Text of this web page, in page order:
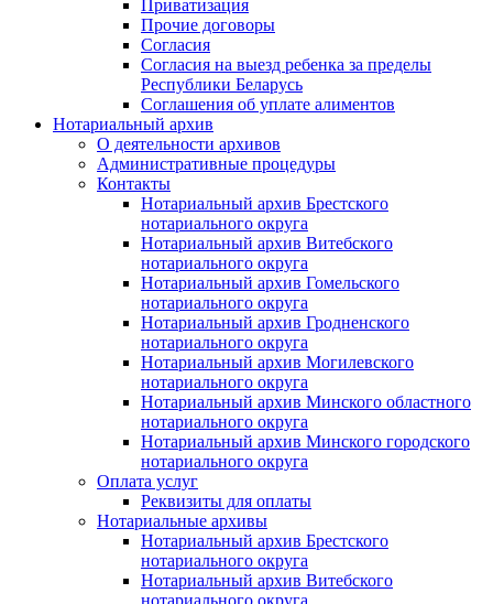
Приватизация
Прочие договоры
Согласия
Согласия на выезд ребенка за пределы
Республики Беларусь
Соглашения об уплате алиментов
Нотариальный архив
О деятельности архивов
Административные процедуры
Контакты
Нотариальный архив Брестского
нотариального округа
Нотариальный архив Витебского
нотариального округа
Нотариальный архив Гомельского
нотариального округа
Нотариальный архив Гродненского
нотариального округа
Нотариальный архив Могилевского
нотариального округа
Нотариальный архив Минского областного
нотариального округа
Нотариальный архив Минского городского
нотариального округа
Оплата услуг
Реквизиты для оплаты
Нотариальные архивы
Нотариальный архив Брестского
нотариального округа
Нотариальный архив Витебского